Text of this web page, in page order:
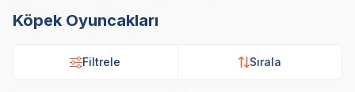
Köpek Oyuncakları
Filtrele Sırala